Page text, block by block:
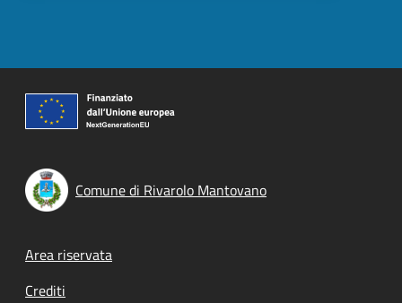
Comune di Rivarolo Mantovano
Footer menu
Area riservata
Crediti